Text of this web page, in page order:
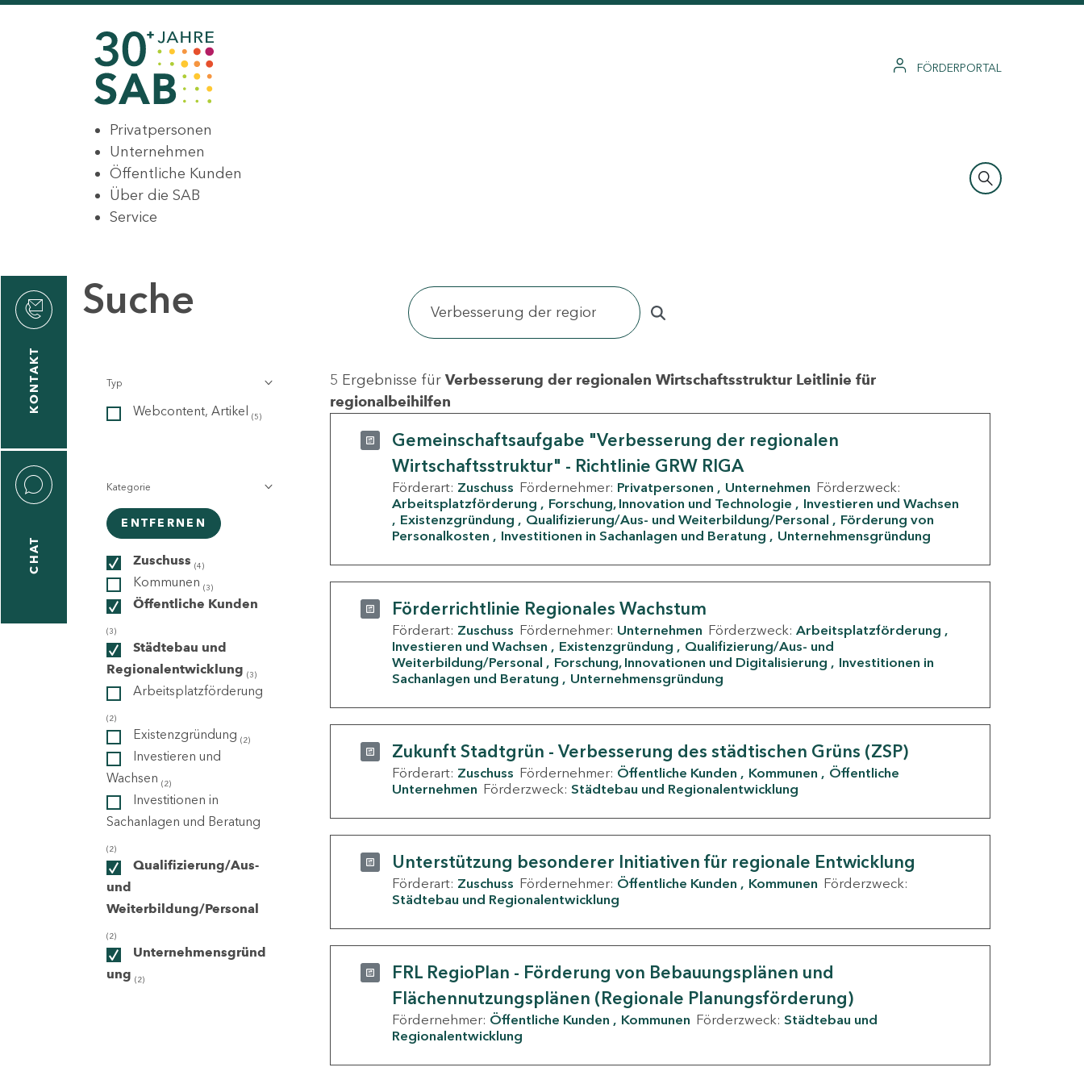
FÖRDERPORTAL
Privatpersonen
Unternehmen
Öffentliche Kunden
Über die SAB
Service
KONTAKT
CHAT
Suche
Typ
Webcontent, Artikel (5)
Kategorie
ENTFERNEN
Zuschuss (4)
Kommunen (3)
Öffentliche Kunden
(3)
Städtebau und
Regionalentwicklung (3)
Arbeitsplatzförderung
(2)
Existenzgründung (2)
Investieren und
Wachsen (2)
Investitionen in
Sachanlagen und Beratung
(2)
Qualifizierung/Aus-
und
Weiterbildung/Personal
(2)
Unternehmensgründ
ung (2)
5 Ergebnisse für Verbesserung der regionalen Wirtschaftsstruktur Leitlinie für
regionalbeihilfen
Gemeinschaftsaufgabe "Verbesserung der regionalen
Wirtschaftsstruktur" - Richtlinie GRW RIGA
Förderart: Zuschuss Fördernehmer: Privatpersonen Unternehmen Förderzweck:
Arbeitsplatzförderung
Forschung, Innovation und Technologie
Investieren und Wachsen
Existenzgründung
Qualifizierung/Aus- und Weiterbildung/Personal
Förderung von
Personalkosten
Investitionen in Sachanlagen und Beratung Unternehmensgründung
Förderrichtlinie Regionales Wachstum
Förderart: Zuschuss Fördernehmer: Unternehmen Förderzweck: Arbeitsplatzförderung
Investieren und Wachsen
Existenzgründung
Qualifizierung/Aus- und
Weiterbildung/Personal
Forschung, Innovationen und Digitalisierung
Investitionen in
Sachanlagen und Beratung
Unternehmensgründung
Zukunft Stadtgrün - Verbesserung des städtischen Grüns (ZSP)
Förderart: Zuschuss Fördernehmer: Öffentliche Kunden Kommunen
Öffentliche
Unternehmen Förderzweck: Städtebau und Regionalentwicklung
Unterstützung besonderer Initiativen für regionale Entwicklung
Förderart: Zuschuss Fördernehmer: Öffentliche Kunden Kommunen Förderzweck:
Städtebau und Regionalentwicklung
FRL RegioPlan - Förderung von Bebauungsplänen und
Flächennutzungsplänen (Regionale Planungsförderung)
Fördernehmer: Öffentliche Kunden Kommunen Förderzweck: Städtebau und
Regionalentwicklung